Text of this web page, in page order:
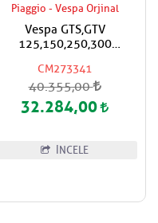
Piaggio - Vespa Orjinal
Vespa GTS,GTV
125,150,250,300
Mat Sarı Renk Boya
Kod:974/A Siyah Sırt Pedli
CM273341
40.355,00
32.284,00
İNCELE